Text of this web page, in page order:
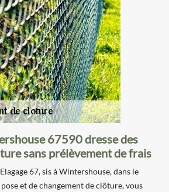
67590 dresse des
sans prélèvement de frais
67, sis à Wintershouse, dans le
et de changement de clôture, vous